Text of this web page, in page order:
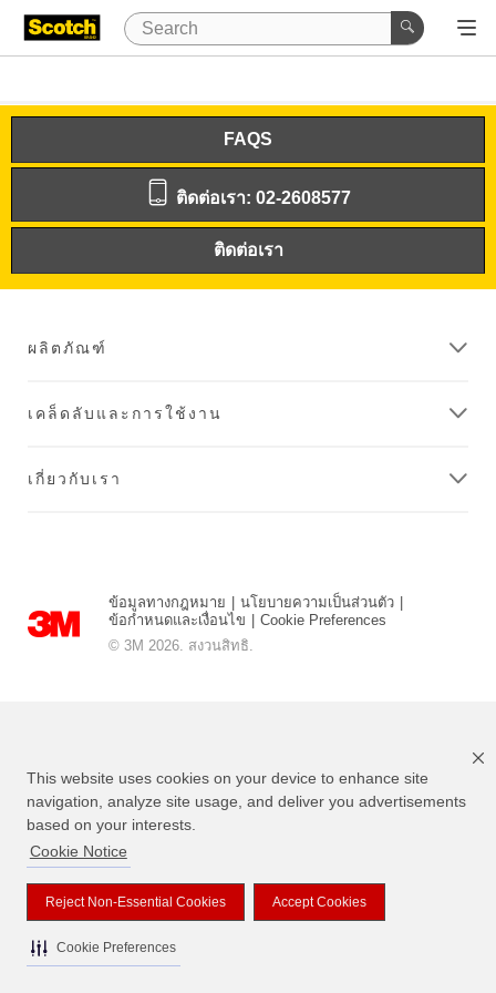
This website uses cookies on your device to enhance site
navigation, analyze site usage, and deliver you advertisements
based on your interests.
Cookie Notice
Reject Non-Essential Cookies Accept Cookies
Cookie Preferences
FAQS
ติดต่อเรา: 02-2608577
ติดต่อเรา
ผลิตภัณฑ์
เคล็ดลับและการใช้งาน
เกี่ยวกับเรา
ข้อมูลทางกฎหมาย | นโยบายความเป็นส่วนตัว |
ข้อกำหนดและเงื่อนไข | Cookie Preferences
© 3M 2026. สงวนสิทธิ.
แบรนด์ที่ระบุไว้ข้างต้นเป็นเครื่องหมายการค้าของ 3M